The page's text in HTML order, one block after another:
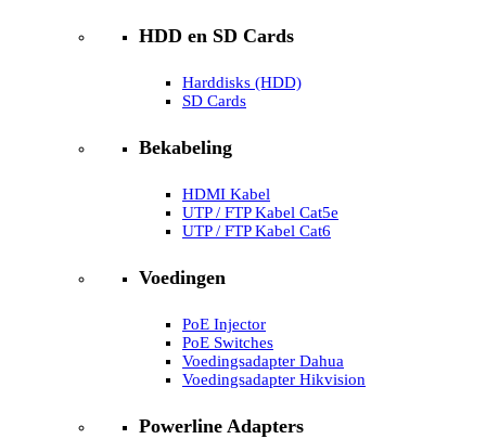
HDD en SD Cards
Harddisks (HDD)
SD Cards
Bekabeling
HDMI Kabel
UTP / FTP Kabel Cat5e
UTP / FTP Kabel Cat6
Voedingen
PoE Injector
PoE Switches
Voedingsadapter Dahua
Voedingsadapter Hikvision
Powerline Adapters